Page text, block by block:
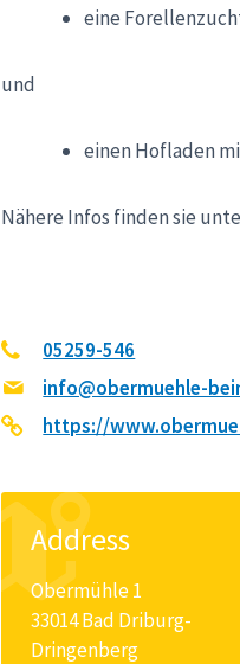
eine
und
einen Hofladen
Nähere Infos finden sie
05259-546
info@obermuehle-
https://
Address
Obermühle 1
33014 Bad Driburg-
Dringenberg